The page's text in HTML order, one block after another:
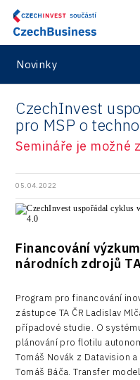
Novinky
CzechInvest
pro MSP o
Semináře je možné
05.04.2022
Financování
národních zdrojů
Program pro financování
zástupce TA ČR Ladislav
případové studie. O
plánování pro flotilu
Tomáš Novák z Datavision
Tomáš Báča. Transfer